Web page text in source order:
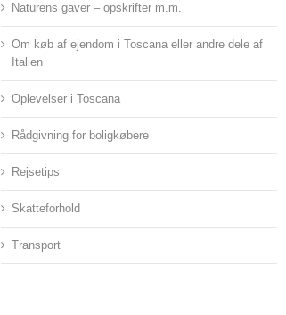
Naturens gaver – opskrifter m.m.
Om køb af ejendom i Toscana eller andre dele af
Italien
Oplevelser i Toscana
Rådgivning for boligkøbere
Rejsetips
Skatteforhold
Transport